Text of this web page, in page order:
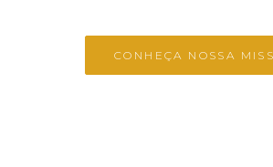
CONHEÇA NOSSA